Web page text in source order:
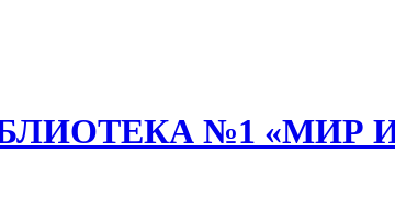
№1